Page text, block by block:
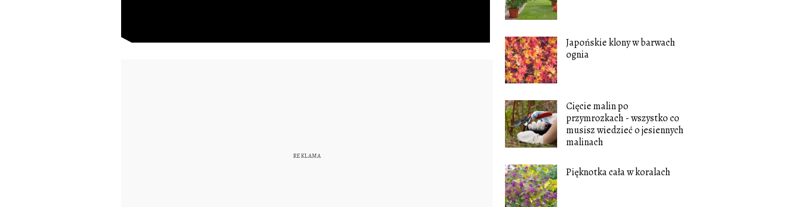
Japońskie klony w barwach
ognia
Cięcie malin po
przymrozkach - wszystko co
musisz wiedzieć o jesiennych
malinach
Pięknotka cała w koralach